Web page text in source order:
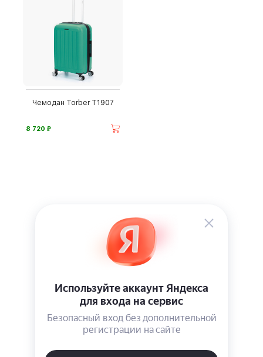
Чемодан Torber T1907
8 720 ⃏